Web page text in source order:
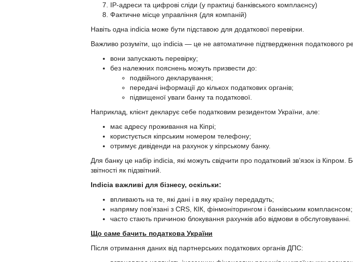
IP-адреси та цифрові сліди (у практиці банківського комплаєнсу)
Фактичне місце управління (для компаній)
Навіть одна indicia може бути підставою для додаткової перевірки.
Важливо розуміти, що indicia — це не автоматичне підтвердження податкового
вони запускають перевірку;
без належних пояснень можуть призвести до:
подвійного декларування;
передачі інформації до кількох податкових органів;
підвищеної уваги банку та податкової.
Наприклад, клієнт декларує себе податковим резидентом України, але:
має адресу проживання на Кіпрі;
користується кіпрським номером телефону;
отримує дивіденди на рахунок у кіпрському банку.
Для банку це набір indicia, які можуть свідчити про податковий зв’язок із
звітності як підзвітний.
Indicia важливі для бізнесу, оскільки:
впливають на те, які дані і в яку країну передадуть;
напряму пов’язані з CRS, КІК, фінмоніторингом і банківським комплаєнсом;
часто стають причиною блокування рахунків або відмови в обслуговуванні.
Що саме бачить податкова України
Після отримання даних від партнерських податкових органів ДПС: